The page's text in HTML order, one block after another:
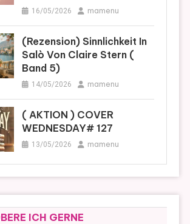
16/05/2026 mamenu
(Rezension) Sinnlichkeit In
Salò Von Claire Stern (
Band 5)
14/05/2026 mamenu
( AKTION ) COVER
WEDNESDAY# 127
13/05/2026 mamenu
ICH GERNE